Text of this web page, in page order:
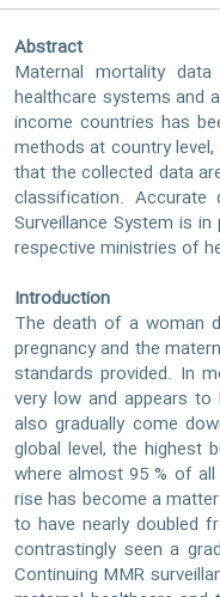
Abstract
Maternal mortality
healthcare systems and
income countries has
methods at country
that the collected data
classification.
Surveillance System is
respective ministries of
Introduction
The death of a woman
pregnancy and the
standards provided. In
very low and appears
also gradually come
global level, the highest
where almost 95 % of
rise has become a
to have nearly doubled
contrastingly seen a
Continuing MMR